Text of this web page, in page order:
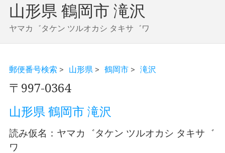
山形県 鶴岡市 滝沢
ヤマカ゛タケン ツルオカシ タキサ゛ワ
郵便番号検索 > 山形県 > 鶴岡市> 滝沢
〒997-0364
山形県 鶴岡市 滝沢
読み仮名：ヤマカ゛タケン ツルオカシ タキサ゛
ワ